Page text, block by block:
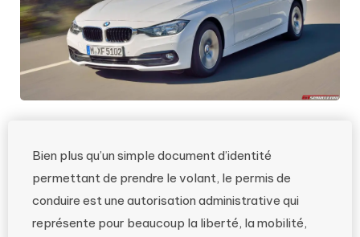
Bien plus qu’un simple document d’identité
permettant de prendre le volant, le permis de
conduire est une autorisation administrative qui
représente pour beaucoup la liberté, la mobilité,